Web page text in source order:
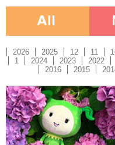
2026 2025 12 11
1
2024 2023 2022
2016
2015